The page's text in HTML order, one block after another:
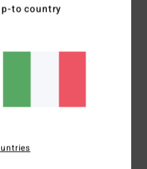
Rapporto qualità-prezzo
to country